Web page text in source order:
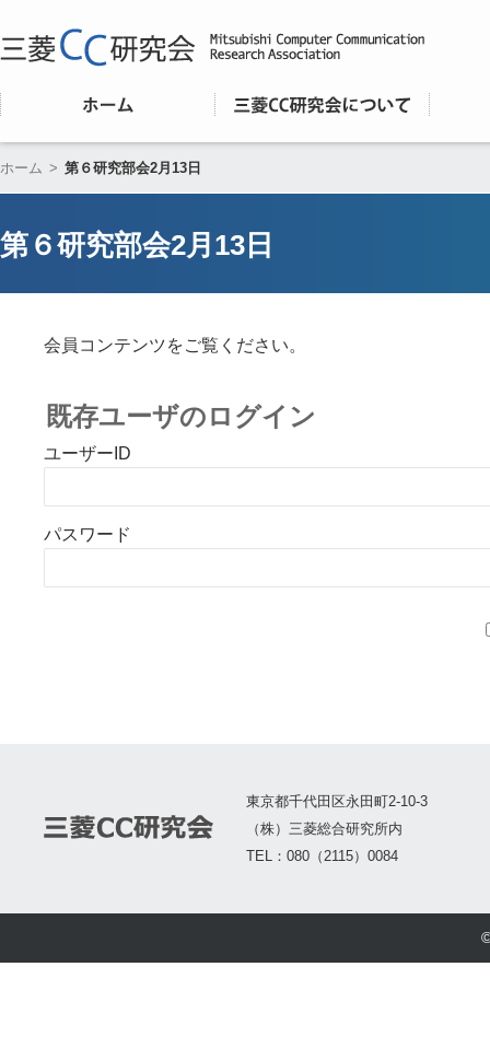
ホーム > 第６研究部会2月13日
第６研究部会2月13日
会員コンテンツをご覧ください。
既存ユーザのログイン
ユーザーID
パスワード
東京都千代田区永田町2-10-3
（株）三菱総合研究所内
TEL：080（2115）0084